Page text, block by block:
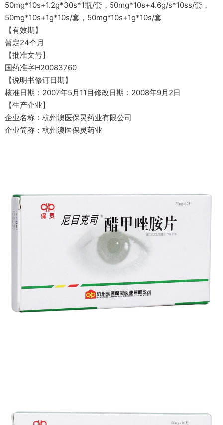
50mg*10s+1.2g*30s*1瓶/套，50mg*10s+4.6g/s*10ss/套，
50mg*10s+1g*10s/套，50mg*10s+1g*10s/套
【有效期】
暂定24个月
【批准文号】
国药准字H20083760
【说明书修订日期】
核准日期：2007年5月11目修改日期：2008年9月2日
【生产企业】
企业名称：杭州澳医保灵药业有限公司
企业简称：杭州澳医保灵药业